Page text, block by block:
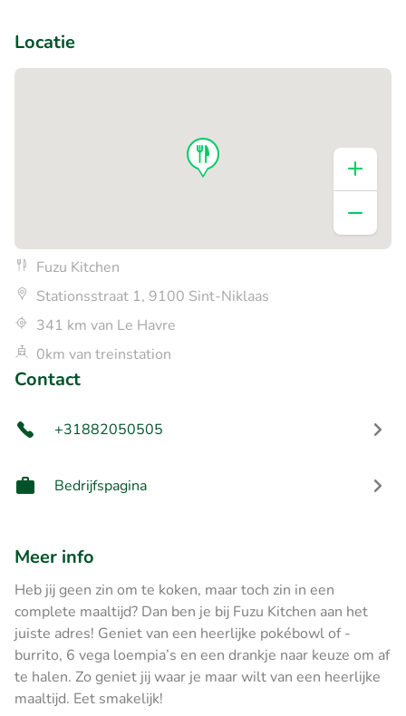
Locatie
Fuzu Kitchen
Stationsstraat 1, 9100 Sint-Niklaas
341 km van Le Havre
0km van treinstation
Contact
+31882050505
Bedrijfspagina
Meer info
Heb jij geen zin om te koken, maar toch zin in een
complete maaltijd? Dan ben je bij Fuzu Kitchen aan het
juiste adres! Geniet van een heerlijke pokébowl of -
burrito, 6 vega loempia’s en een drankje naar keuze om af
te halen. Zo geniet jij waar je maar wilt van een heerlijke
maaltijd. Eet smakelijk!